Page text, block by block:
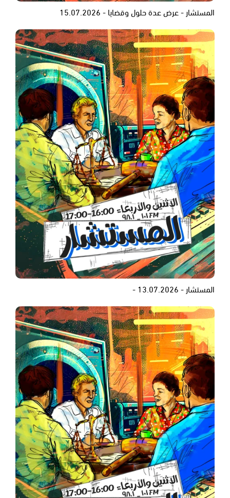
المستشار - عرض عدة حلول وقضايا - 15.07.2026
المستشار - 13.07.2026 -